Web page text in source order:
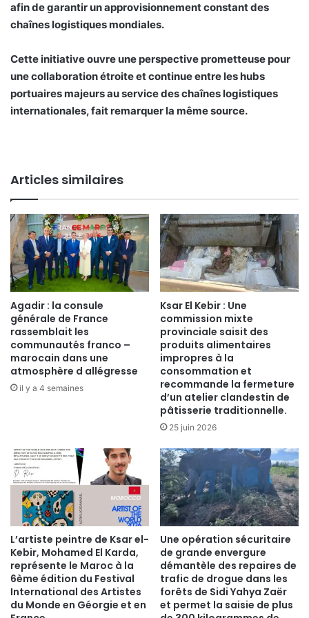
afin de garantir un approvisionnement constant des
chaînes logistiques mondiales.
Cette initiative ouvre une perspective prometteuse pour
une collaboration étroite et continue entre les hubs
portuaires majeurs au service des chaînes logistiques
internationales, fait remarquer la même source.
Articles similaires
Agadir : la consule
générale de France
rassemblait les
communautés franco –
marocain dans une
atmosphère d allégresse
il y a 4 semaines
Ksar El Kebir : Une
commission mixte
provinciale saisit des
produits alimentaires
impropres à la
consommation et
recommande la fermeture
d’un atelier clandestin de
pâtisserie traditionnelle.
25 juin 2026
​L’artiste peintre de Ksar el-
Kebir, Mohamed El Karda,
représente le Maroc à la
6ème édition du Festival
International des Artistes
du Monde en Géorgie et en
Une opération sécuritaire
de grande envergure
démantèle des repaires de
trafic de drogue dans les
forêts de Sidi Yahya Zaër
et permet la saisie de plus